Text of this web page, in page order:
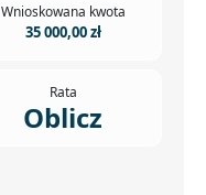
Wnioskowana kwota
35 000,00 zł
Rata
Oblicz